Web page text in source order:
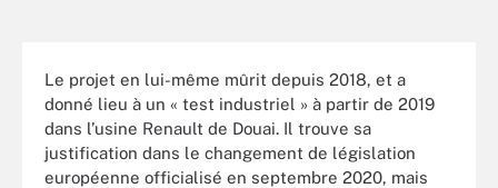
Le projet en lui-même mûrit depuis 2018, et a
donné lieu à un « test industriel » à partir de 2019
dans l’usine Renault de Douai. Il trouve sa
justification dans le changement de législation
européenne officialisé en septembre 2020, mais